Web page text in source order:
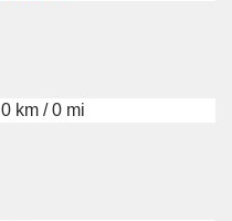
0 km / 0 mi